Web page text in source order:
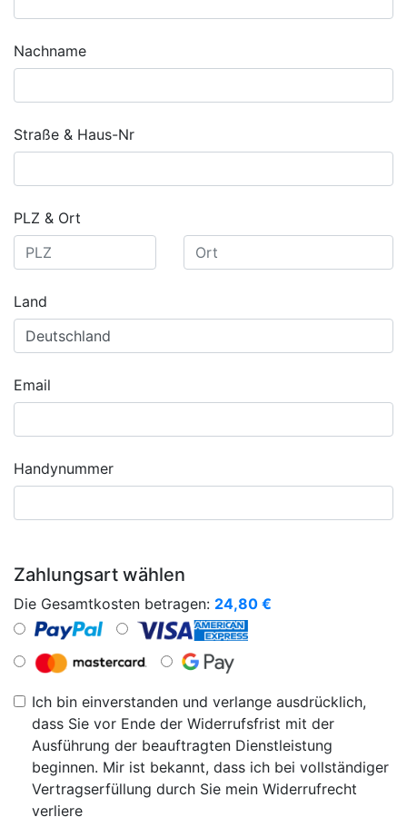
Nachname
Straße & Haus-Nr
PLZ & Ort
Land
Email
Handynummer
Zahlungsart wählen
Die Gesamtkosten betragen: 24,80 €
Ich bin einverstanden und verlange ausdrücklich,
dass Sie vor Ende der Widerrufsfrist mit der
Ausführung der beauftragten Dienstleistung
beginnen. Mir ist bekannt, dass ich bei vollständiger
Vertragserfüllung durch Sie mein Widerrufrecht
verliere